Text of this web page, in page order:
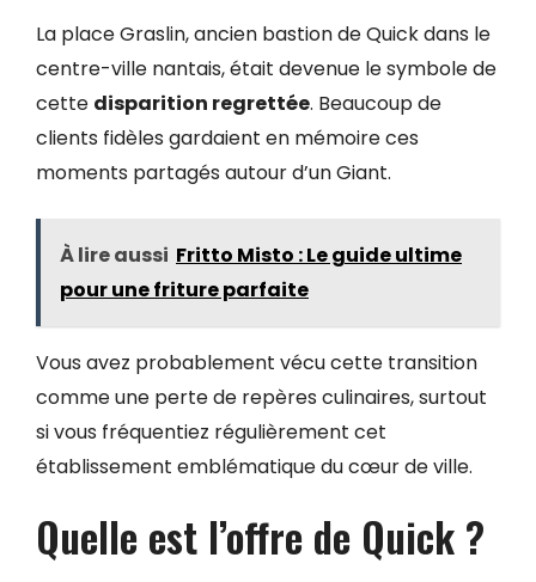
La place Graslin, ancien bastion de Quick dans le
centre-ville nantais, était devenue le symbole de
cette disparition regrettée. Beaucoup de
clients fidèles gardaient en mémoire ces
moments partagés autour d’un Giant.
À lire aussi Fritto Misto : Le guide ultime
pour une friture parfaite
Vous avez probablement vécu cette transition
comme une perte de repères culinaires, surtout
si vous fréquentiez régulièrement cet
établissement emblématique du cœur de ville.
Quelle est l’offre de Quick ?